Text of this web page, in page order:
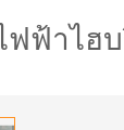
ฟ้าไฮบ